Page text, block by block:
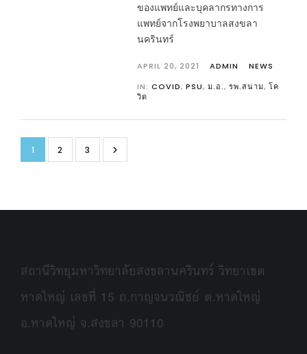
ของแพทย์และบุคลากรทางการ
แพทย์จากโรงพยาบาลสงขลา
นครินทร์
APRIL 20, 2021 ADMIN
NEWS
IN: COVID, PSU, ม.อ., รพ.สนาม, โค
วิด
1 2 3
สถานีวิทยุมหาวิทยาลัยสงขลานครินทร์ วิทยาเขต
หาดใหญ่ เลขที่ 15 ถ.กาญจนวณิชย์ ต.หาดใหญ่
อ.หาดใหญ่ จ.สงขลา 90110